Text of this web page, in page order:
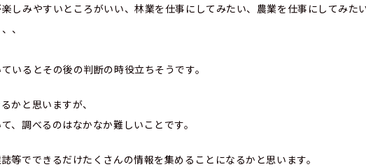
しみやすいところがいい、林業を仕事にしてみたい、農業を仕事にしてみた
、
いるとその後の判断の時役立ちそうです。
かと思いますが、
、調べるのはなかなか難しいことです。
等でできるだけたくさんの情報を集めることになるかと思います。